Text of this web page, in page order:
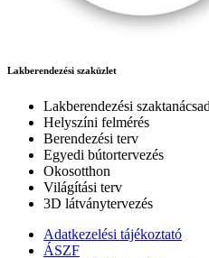
Lakberendezési szaküzlet
Lakberendezési
Helyszíni felmérés
Berendezési terv
Egyedi bútortervezés
Okosotthon
Világítási terv
3D látványtervezés
Adatkezelési tájékoztató
ÁSZF